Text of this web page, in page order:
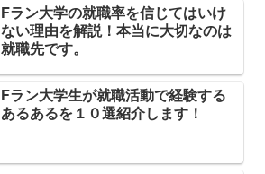
Fラン大学の就職率を信じてはいけ
ない理由を解説！本当に大切なのは
就職先です。
Fラン大学生が就職活動で経験する
あるあるを１０選紹介します！